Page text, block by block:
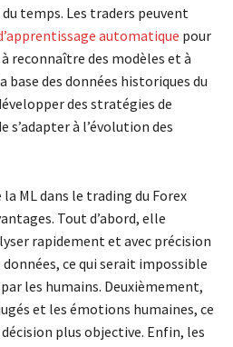
temps. Les traders peuvent
automatique pour
reconnaître des modèles et à
base des données historiques du
des stratégies de
s’adapter à l’évolution des
ML dans le trading du Forex
Tout d’abord, elle
rapidement et avec précision
ce qui serait impossible
les humains. Deuxièmement,
et les émotions humaines, ce
plus objective. Enfin, les